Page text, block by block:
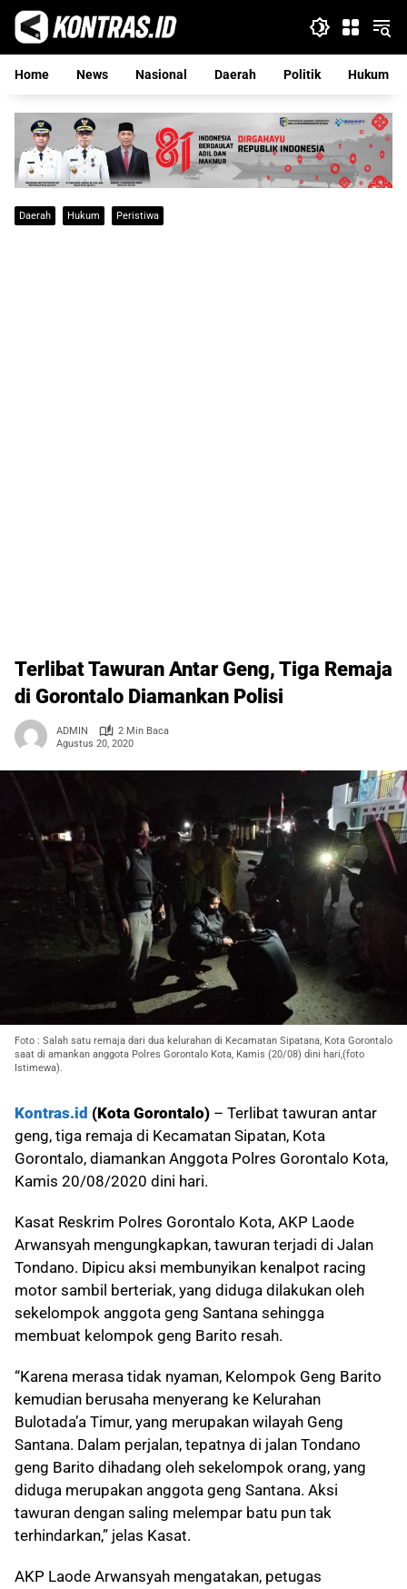
Langsung
konten
Home
News Nasional Daerah Politik Hukum
Daerah Hukum Peristiwa
Terlibat Tawuran Antar Geng, Tiga Remaja
di Gorontalo Diamankan Polisi
ADMIN
2 Min Baca
Agustus 20, 2020
Foto : Salah satu remaja dari dua kelurahan di Kecamatan Sipatana, Kota Gorontalo
saat di amankan anggota Polres Gorontalo Kota, Kamis (20/08) dini hari,(foto
Istimewa).
Kontras.id (Kota Gorontalo) – Terlibat tawuran antar
geng, tiga remaja di Kecamatan Sipatan, Kota
Gorontalo, diamankan Anggota Polres Gorontalo Kota,
Kamis 20/08/2020 dini hari.
Kasat Reskrim Polres Gorontalo Kota, AKP Laode
Arwansyah mengungkapkan, tawuran terjadi di Jalan
Tondano. Dipicu aksi membunyikan kenalpot racing
motor sambil berteriak, yang diduga dilakukan oleh
sekelompok anggota geng Santana sehingga
membuat kelompok geng Barito resah.
“Karena merasa tidak nyaman, Kelompok Geng Barito
kemudian berusaha menyerang ke Kelurahan
Bulotada’a Timur, yang merupakan wilayah Geng
Santana. Dalam perjalan, tepatnya di jalan Tondano
geng Barito dihadang oleh sekelompok orang, yang
diduga merupakan anggota geng Santana. Aksi
tawuran dengan saling melempar batu pun tak
terhindarkan,” jelas Kasat.
AKP Laode Arwansyah mengatakan, petugas